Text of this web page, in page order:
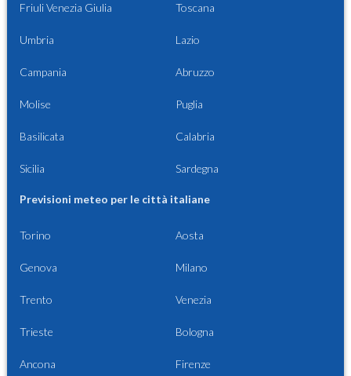
Friuli Venezia Giulia Toscana
Umbria Lazio
Campania Abruzzo
Molise Puglia
Basilicata Calabria
Sicilia Sardegna
Previsioni meteo per le città italiane
Torino Aosta
Genova Milano
Trento Venezia
Trieste Bologna
Ancona Firenze